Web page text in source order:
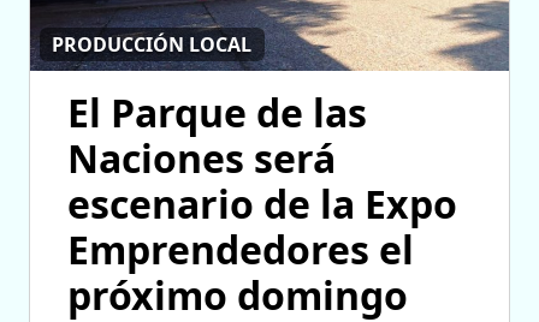
PRODUCCIÓN LOCAL
El Parque de las
Naciones será
escenario de la Expo
Emprendedores el
próximo domingo